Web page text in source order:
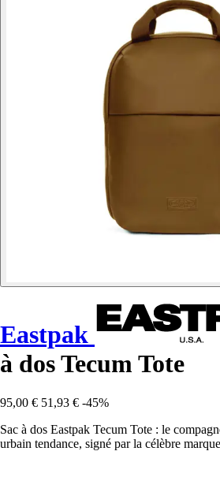
Eastpak
à dos Tecum Tote
95,00 € 51,93 € -45%
Sac à dos Eastpak Tecum Tote : le
urbain tendance, signé par la célèbre